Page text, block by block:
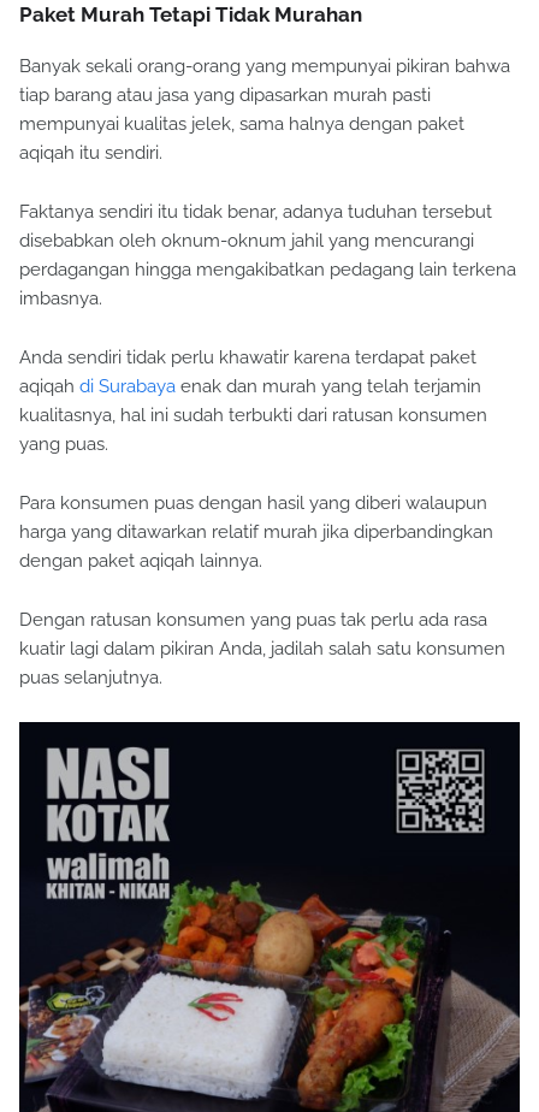
Paket Murah Tetapi Tidak Murahan
Banyak sekali orang-orang yang mempunyai pikiran bahwa
tiap barang atau jasa yang dipasarkan murah pasti
mempunyai kualitas jelek, sama halnya dengan paket
aqiqah itu sendiri.
Faktanya sendiri itu tidak benar, adanya tuduhan tersebut
disebabkan oleh oknum-oknum jahil yang mencurangi
perdagangan hingga mengakibatkan pedagang lain terkena
imbasnya.
Anda sendiri tidak perlu khawatir karena terdapat paket
aqiqah di Surabaya enak dan murah yang telah terjamin
kualitasnya, hal ini sudah terbukti dari ratusan konsumen
yang puas.
Para konsumen puas dengan hasil yang diberi walaupun
harga yang ditawarkan relatif murah jika diperbandingkan
dengan paket aqiqah lainnya.
Dengan ratusan konsumen yang puas tak perlu ada rasa
kuatir lagi dalam pikiran Anda, jadilah salah satu konsumen
puas selanjutnya.